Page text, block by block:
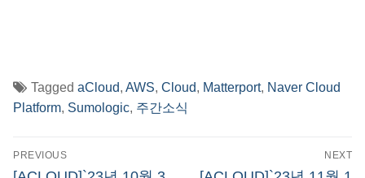
Tagged aCloud, AWS, Cloud, Matterport, Naver Cloud
Platform, Sumologic, 주간소식
글
PREVIOUS
Previous
NEXT
Next